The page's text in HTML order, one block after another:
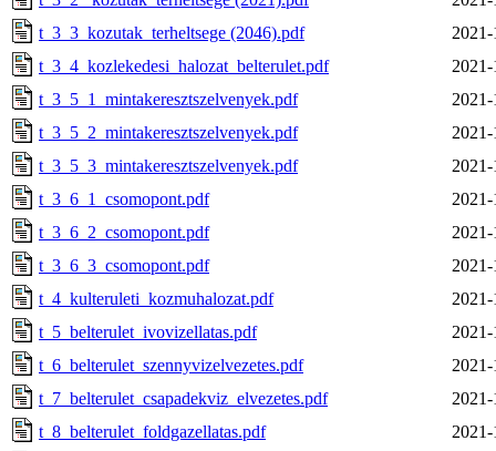
t_3_3_kozutak_terheltsege (2046).pdf
t_3_4_kozlekedesi_halozat_belterulet.pdf
t_3_5_1_mintakeresztszelvenyek.pdf
t_3_5_2_mintakeresztszelvenyek.pdf
t_3_5_3_mintakeresztszelvenyek.pdf
t_3_6_1_csomopont.pdf
t_3_6_2_csomopont.pdf
t_3_6_3_csomopont.pdf
t_4_kulteruleti_kozmuhalozat.pdf
t_5_belterulet_ivovizellatas.pdf
t_6_belterulet_szennyvizelvezetes.pdf
t_7_belterulet_csapadekviz_elvezetes.pdf
t_8_belterulet_foldgazellatas.pdf